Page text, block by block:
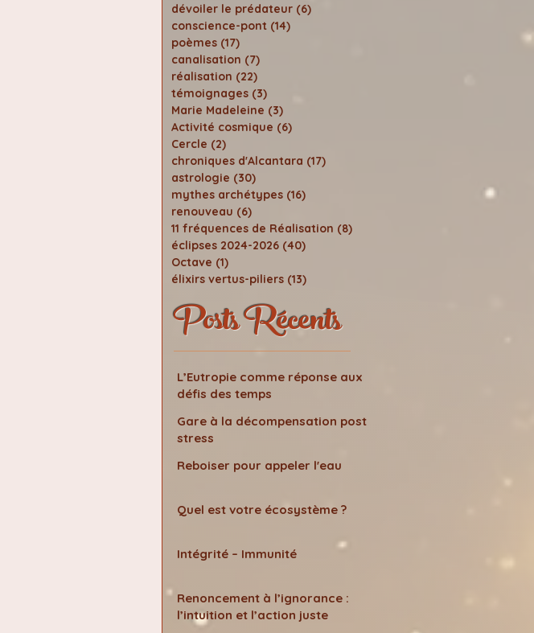
dévoiler le prédateur (6)
conscience-pont (14)
poèmes (17)
canalisation (7)
réalisation (22)
témoignages (3)
Marie Madeleine (3)
Activité cosmique (6)
Cercle (2)
chroniques d'Alcantara (17)
astrologie (30)
mythes archétypes (16)
renouveau (6)
11 fréquences de Réalisation (8)
éclipses 2024-2026 (40)
Octave (1)
élixirs vertus-piliers (13)
Posts Récents
L’Eutropie comme réponse aux
défis des temps
Gare à la décompensation post
stress
Reboiser pour appeler l'eau
Quel est votre écosystème ?
Intégrité – Immunité
Renoncement à l’ignorance :
l’intuition et l’action juste